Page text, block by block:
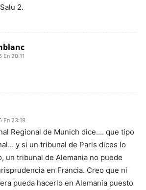
2.
En 20:11
En 23:18
Regional de Munich dice…. que tipo
y si un tribunal de Paris dices lo
un tribunal de Alemania no puede
en Francia. Creo que ni
pueda hacerlo en Alemania puesto